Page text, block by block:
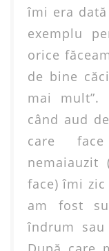
îmi era
exemplu
orice
de bine
mai
când aud
care
face) îmi zic
am fost
îndrum